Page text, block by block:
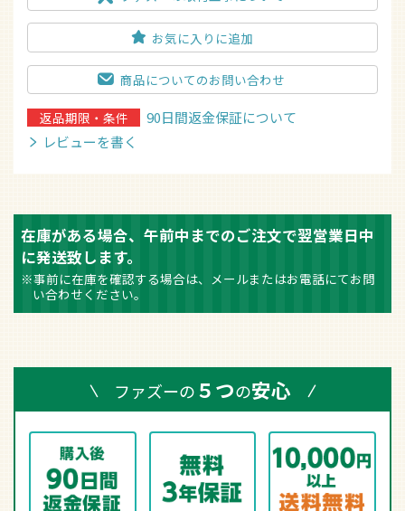
お気に入りに追加
商品についてのお問い合わせ
返品期限・条件
90日間返金保証について
レビューを書く
在庫がある場合、午前中までのご注文で翌営業日中
に発送致します。
※事前に在庫を確認する場合は、メールまたはお電話にてお問
い合わせください。
ファズーの５つの安心